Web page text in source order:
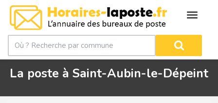
La poste à Saint-Aubin-le-Dépeint